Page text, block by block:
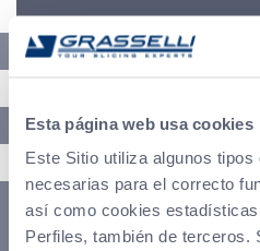
Esta página web usa cookies
Este Sitio utiliza algunos
necesarias para el correcto
así como cookies
Perfiles, también de terceros.
Indirizzo
Messaggio (*)